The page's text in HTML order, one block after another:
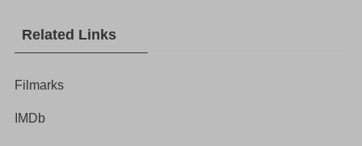
Related Links
Filmarks
IMDb